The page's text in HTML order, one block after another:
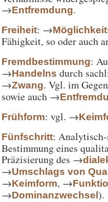
→Entfremdung.
Freiheit: →
Fähigkeit, so oder auch
Fremdbestimmung:
→Handelns durch
→Zwang. Vgl. im
sowie auch →
Frühform: vgl. →
Fünfschritt:
Bestimmung eines
Präzisierung des →
→Umschlags von
→Keimform, →
→Dominanzwechsel).